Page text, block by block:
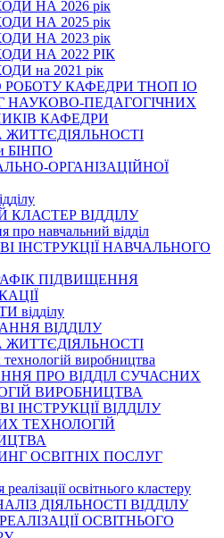
НА 2026 рік
НА 2025 рік
НА 2023 рік
НА 2022 РІК
на 2021 рік
РОБОТУ КАФЕДРИ ТНОП ІО
НАУКОВО-ПЕДАГОГІЧНИХ
КАФЕДРИ
ЖИТТЄДІЯЛЬНОСТІ
БІНПО
ОРГАНІЗАЦІЙНОЇ
КЛАСТЕР ВІДДІЛУ
про навчальний вiддiл
ІНСТРУКЦІЇ НАВЧАЛЬНОГО
ПІДВИЩЕННЯ
відділу
ВІДДІЛУ
ЖИТТЄДІЯЛЬНОСТІ
технологій виробництва
ПРО ВІДДІЛ СУЧАСНИХ
ВИРОБНИЦТВА
ІНСТРУКЦІЇ ВІДДІЛУ
ТЕХНОЛОГІЙ
ОСВІТНІХ ПОСЛУГ
освітнього кластеру
ДІЯЛЬНОСТІ ВІДДІЛУ
ОСВІТНЬОГО